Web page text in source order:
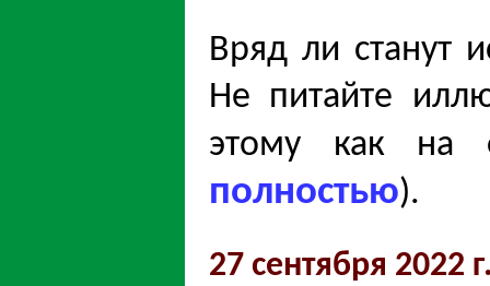
Вряд ли станут
Не питайте
этому как
полностью).
27 сентября 2022